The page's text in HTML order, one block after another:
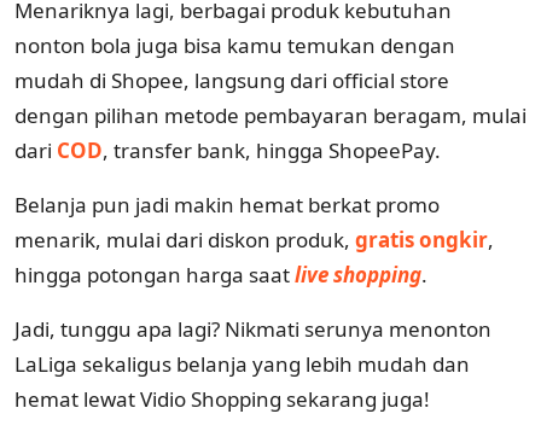
Menariknya lagi, berbagai produk kebutuhan
nonton bola juga bisa kamu temukan dengan
mudah di Shopee, langsung dari official store
dengan pilihan metode pembayaran beragam, mulai
dari COD, transfer bank, hingga ShopeePay.
Belanja pun jadi makin hemat berkat promo
menarik, mulai dari diskon produk, gratis ongkir,
hingga potongan harga saatlive shopping.
Jadi, tunggu apa lagi? Nikmati serunya menonton
LaLiga sekaligus belanja yang lebih mudah dan
hemat lewat Vidio Shopping sekarang juga!